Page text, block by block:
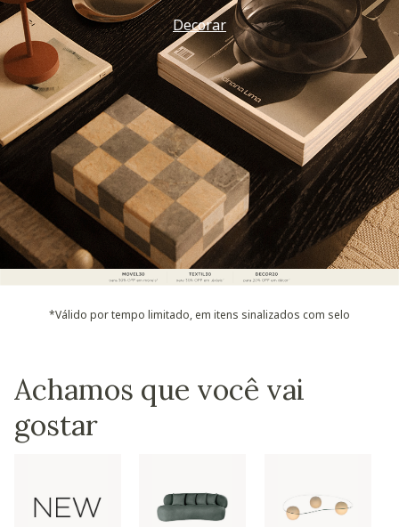
Decorar
*Válido por tempo limitado, em itens sinalizados com selo
Achamos que você vai
gostar